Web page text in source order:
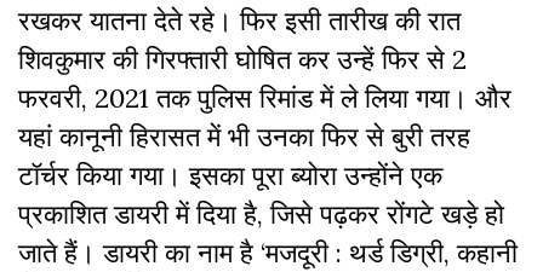
रखकर यातना देते रहे। फिर इसी तारीख की रात
शिवकुमार की गिरफ्तारी घोषित कर उन्हें फिर से 2
फरवरी, 2021 तक पुलिस रिमांड में ले लिया गया। और
यहां कानूनी हिरासत में भी उनका फिर से बुरी तरह
टॉर्चर किया गया। इसका पूरा ब्योरा उन्होंने एक
प्रकाशित डायरी में दिया है, जिसे पढ़कर रोंगटे खड़े हो
जाते हैं। डायरी का नाम है ‘मजदूरी : थर्ड डिग्री, कहानी